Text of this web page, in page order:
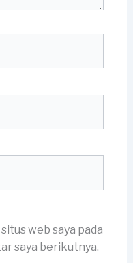
web saya pada
saya berikutnya.